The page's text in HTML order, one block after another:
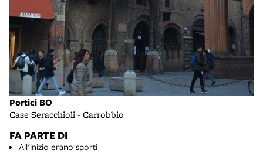
Portici BO
Case Seracchioli - Carrobbio
FA PARTE DI
All'inizio erano sporti